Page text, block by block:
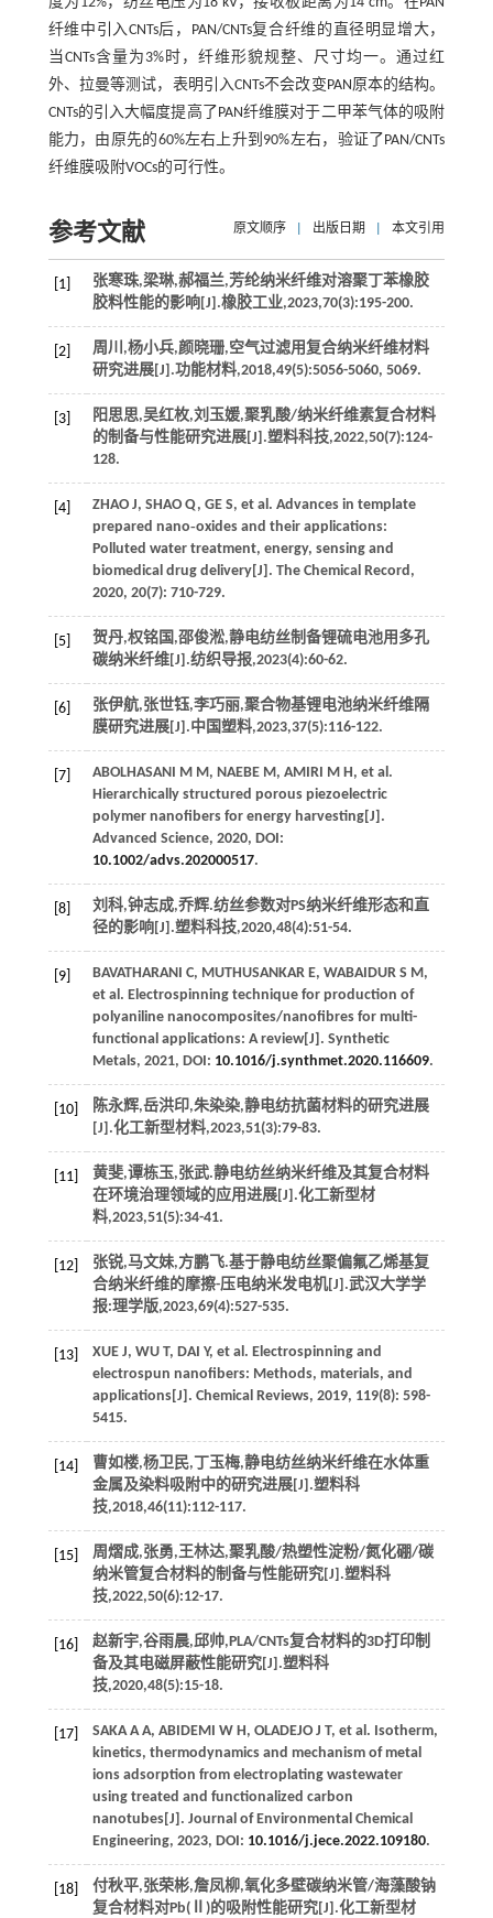
纤维中引入CNTs后，PAN/CNTs复合纤维的直径明显增大，
当CNTs含量为3%时，纤维形貌规整、尺寸均一。通过红
外、拉曼等测试，表明引入CNTs不会改变PAN原本的结构。
CNTs的引入大幅度提高了PAN纤维膜对于二甲苯气体的吸附
能力，由原先的60%左右上升到90%左右，验证了PAN/CNTs
纤维膜吸附VOCs的可行性。
参考文献 原文顺序 出版日期 本文引用
[1]
张寒珠,梁琳,郝福兰,芳纶纳米纤维对溶聚丁苯橡胶
胶料性能的影响[J].橡胶工业,2023,70(3):195-200.
[2]
周川,杨小兵,颜晓珊,空气过滤用复合纳米纤维材料
研究进展[J].功能材料,2018,49(5):5056-5060, 5069.
[3]
阳思思,吴红枚,刘玉媛,聚乳酸/纳米纤维素复合材料
的制备与性能研究进展[J].塑料科技,2022,50(7):124-
128.
[4] ZHAO J, SHAO Q, GE S, et al. Advances in template
prepared nano‐oxides and their applications:
Polluted water treatment, energy, sensing and
biomedical drug delivery[J]. The Chemical Record ,
2020, 20(7): 710-729.
[5]
贺丹,权铭国,邵俊淞,静电纺丝制备锂硫电池用多孔
碳纳米纤维[J].纺织导报,2023(4):60-62.
[6]
张伊航,张世钰,李巧丽,聚合物基锂电池纳米纤维隔
膜研究进展[J].中国塑料,2023,37(5):116-122.
[7] ABOLHASANI M M, NAEBE M, AMIRI M H, et al.
Hierarchically structured porous piezoelectric
polymer nanofibers for energy harvesting[J].
Advanced Science, 2020, DOI:
10.1002/advs.202000517.
[8]
刘科,钟志成,乔辉.纺丝参数对PS纳米纤维形态和直
径的影响[J].塑料科技,2020,48(4):51-54.
[9] BAVATHARANI C, MUTHUSANKAR E, WABAIDUR S M,
et al. Electrospinning technique for production of
polyaniline nanocomposites/nanofibres for multi-
functional applications: A review[J]. Synthetic
Metals, 2021, DOI: 10.1016/j.synthmet.2020.116609.
[10]
陈永辉,岳洪印,朱染染,静电纺抗菌材料的研究进展
[J].化工新型材料,2023,51(3):79-83.
[11]
黄斐,谭栋玉,张武.静电纺丝纳米纤维及其复合材料
在环境治理领域的应用进展[J].化工新型材
料,2023,51(5):34-41.
[12]
张锐,马文妹,方鹏飞.基于静电纺丝聚偏氟乙烯基复
合纳米纤维的摩擦-压电纳米发电机[J].武汉大学学
报:理学版,2023,69(4):527-535.
[13] XUE J, WU T, DAI Y, et al. Electrospinning and
electrospun nanofibers: Methods, materials, and
applications[J]. Chemical Reviews, 2019, 119(8): 598-
5415.
[14]
曹如楼,杨卫民,丁玉梅,静电纺丝纳米纤维在水体重
金属及染料吸附中的研究进展[J].塑料科
技,2018,46(11):112-117.
[15]
周熠成,张勇,王林达,聚乳酸/热塑性淀粉/氮化硼/碳
纳米管复合材料的制备与性能研究[J].塑料科
技,2022,50(6):12-17.
[16]
赵新宇,谷雨晨,邱帅,PLA/CNTs复合材料的3D打印制
备及其电磁屏蔽性能研究[J].塑料科
技,2020,48(5):15-18.
[17] SAKA A A, ABIDEMI W H, OLADEJO J T, et al. Isotherm,
kinetics, thermodynamics and mechanism of metal
ions adsorption from electroplating wastewater
using treated and functionalized carbon
nanotubes[J]. Journal of Environmental Chemical
Engineering, 2023, DOI: 10.1016/j.jece.2022.109180.
[18]
付秋平,张荣彬,詹凤柳,氧化多壁碳纳米管/海藻酸钠
复合材料对Pb(Ⅱ)的吸附性能研究[J].化工新型材